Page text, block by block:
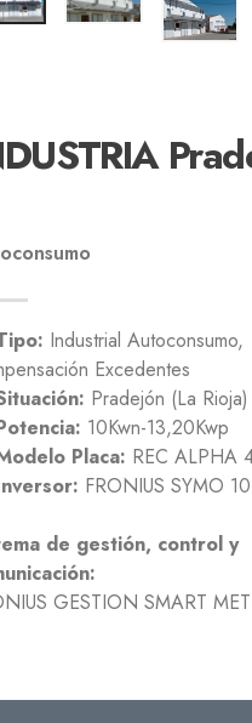
Industrial Autoconsumo,
Excedentes
Pradejón (La Rioja)
10Kwn-13,20Kwp
Placa: REC ALPHA
FRONIUS SYMO
de gestión, control y
GESTION SMART